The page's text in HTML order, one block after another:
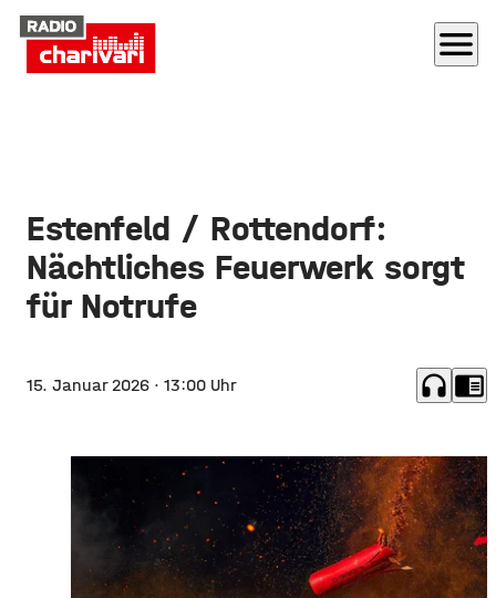
menu
Estenfeld / Rottendorf:
Nächtliches Feuerwerk sorgt
für Notrufe
15. Januar 2026 · 13:00 Uhr headphones chrome_reader_mode